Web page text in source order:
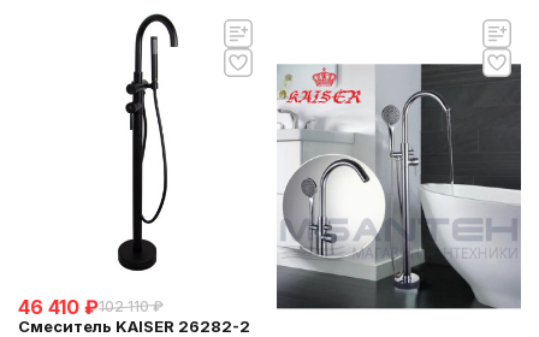
46 410 ₽102 110 ₽
Смеситель KAISER 26282-2